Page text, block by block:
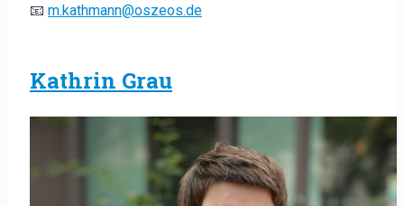
📧 m.kathmann@oszeos.de
Kathrin Grau